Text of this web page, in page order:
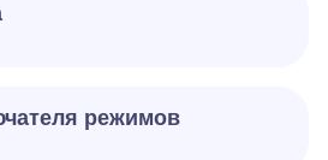
режимов